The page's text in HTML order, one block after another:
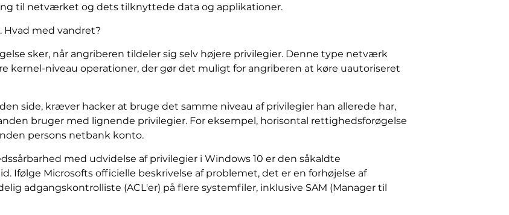
til netværket og dets tilknyttede data og applikationer.
med vandret?
sker, når angriberen tildeler sig selv højere privilegier. Denne type netværk
kernel-niveau operationer, der gør det muligt for angriberen at køre uautoriseret
side, kræver hacker at bruge det samme niveau af privilegier han allerede har,
bruger med lignende privilegier. For eksempel, horisontal rettighedsforøgelse
persons netbank konto.
med udvidelse af privilegier i Windows 10 er den såkaldte
id. Ifølge Microsofts officielle beskrivelse af problemet, det er en forhøjelse af
adgangskontrolliste (ACL'er) på flere systemfiler, inklusive SAM (Manager til